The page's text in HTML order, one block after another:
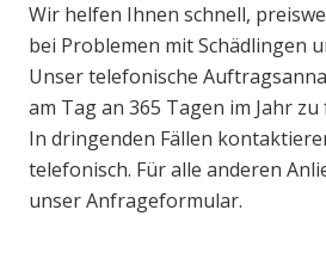
Wir helfen Ihnen schnell,
bei Problemen mit Schädlingen
Unser telefonische Auftragsannahme ist 24 Stunden
am Tag an 365 Tagen im Jahr zu für Sie zu
In dringenden Fällen kontaktieren Sie
telefonisch. Für alle anderen
unser Anfrageformular.